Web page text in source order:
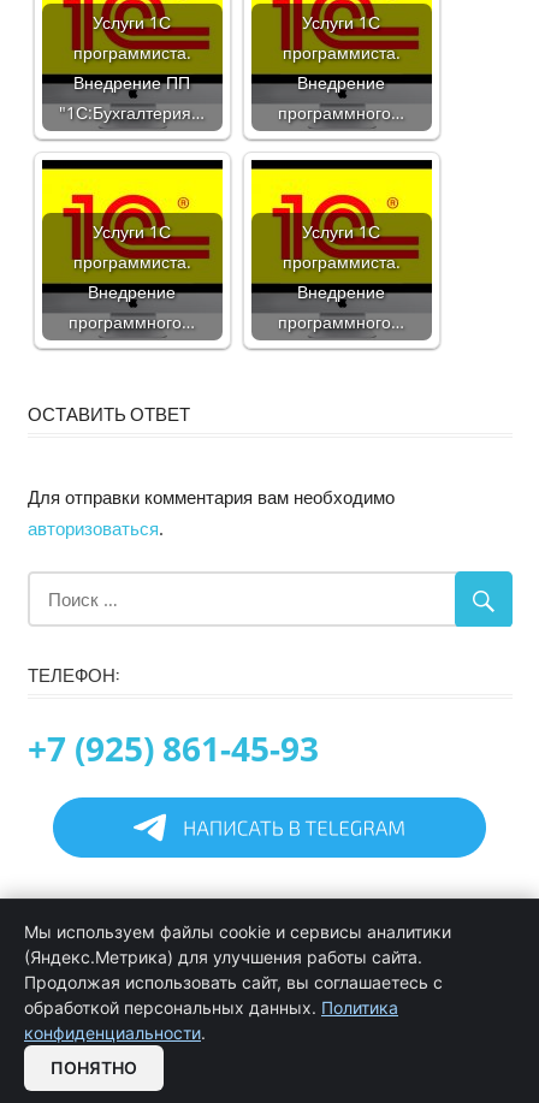
Услуги 1С
программиста.
Внедрение ПП
"1С:Бухгалтерия…
Услуги 1С
программиста.
Внедрение
программного…
Услуги 1С
программиста.
Внедрение
программного…
Услуги 1С
программиста.
Внедрение
программного…
ОСТАВИТЬ ОТВЕТ
Для отправки комментария вам необходимо
авторизоваться.
ТЕЛЕФОН:
+7 (925) 861-45-93
Информация
Программирование в 1С услуги
Услуги обслуживания и сопровождения 1С
Цены на услуги программиста 1С
Мы используем файлы cookie и сервисы аналитики
(Яндекс.Метрика) для улучшения работы сайта.
Продолжая использовать сайт, вы соглашаетесь с
обработкой персональных данных. Политика
конфиденциальности.
ПОНЯТНО